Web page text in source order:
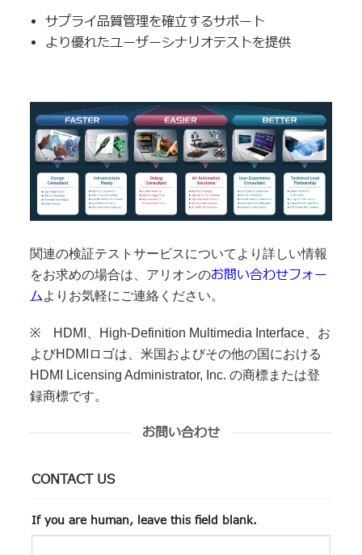
サプライ品質管理を確立するサポート
より優れたユーザーシナリオテストを提供
関連の検証テストサービスについてより詳しい情報
をお求めの場合は、アリオンのお問い合わせフォー
ムよりお気軽にご連絡ください。
※ HDMI、High-Definition Multimedia Interface、お
よびHDMIロゴは、米国およびその他の国における
HDMI Licensing Administrator, Inc. の商標または登
録商標です。
お問い合わせ
CONTACT US
If you are human, leave this field blank.